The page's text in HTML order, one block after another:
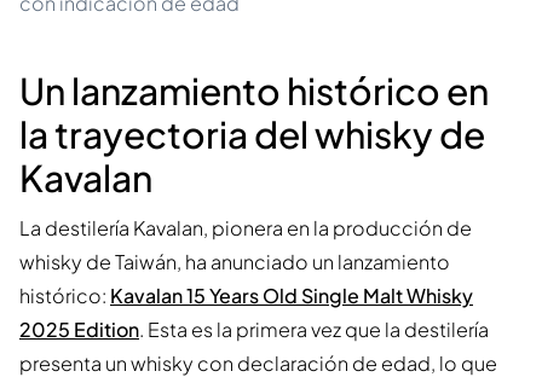
Un lanzamiento histórico en
la trayectoria del whisky de
Kavalan
La destilería Kavalan, pionera en la producción de
whisky de Taiwán, ha anunciado un lanzamiento
histórico: Kavalan 15 Years Old Single Malt Whisky
2025 Edition. Esta es la primera vez que la destilería
presenta un whisky con declaración de edad, lo que